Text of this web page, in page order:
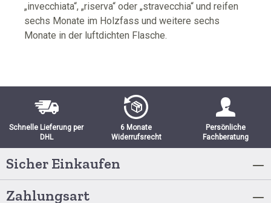
„invecchiata“, „riserva“ oder „stravecchia“ und reifen
sechs Monate im Holzfass und weitere sechs
Monate in der luftdichten Flasche.
Schnelle Lieferung per
DHL
6 Monate
Widerrufsrecht
Persönliche
Fachberatung
Sicher Einkaufen
Zahlungsart